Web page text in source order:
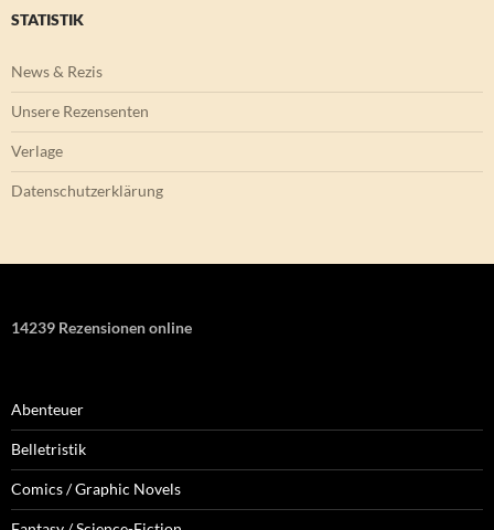
STATISTIK
News & Rezis
Unsere Rezensenten
Verlage
Datenschutzerklärung
14239 Rezensionen online
Abenteuer
Belletristik
Comics / Graphic Novels